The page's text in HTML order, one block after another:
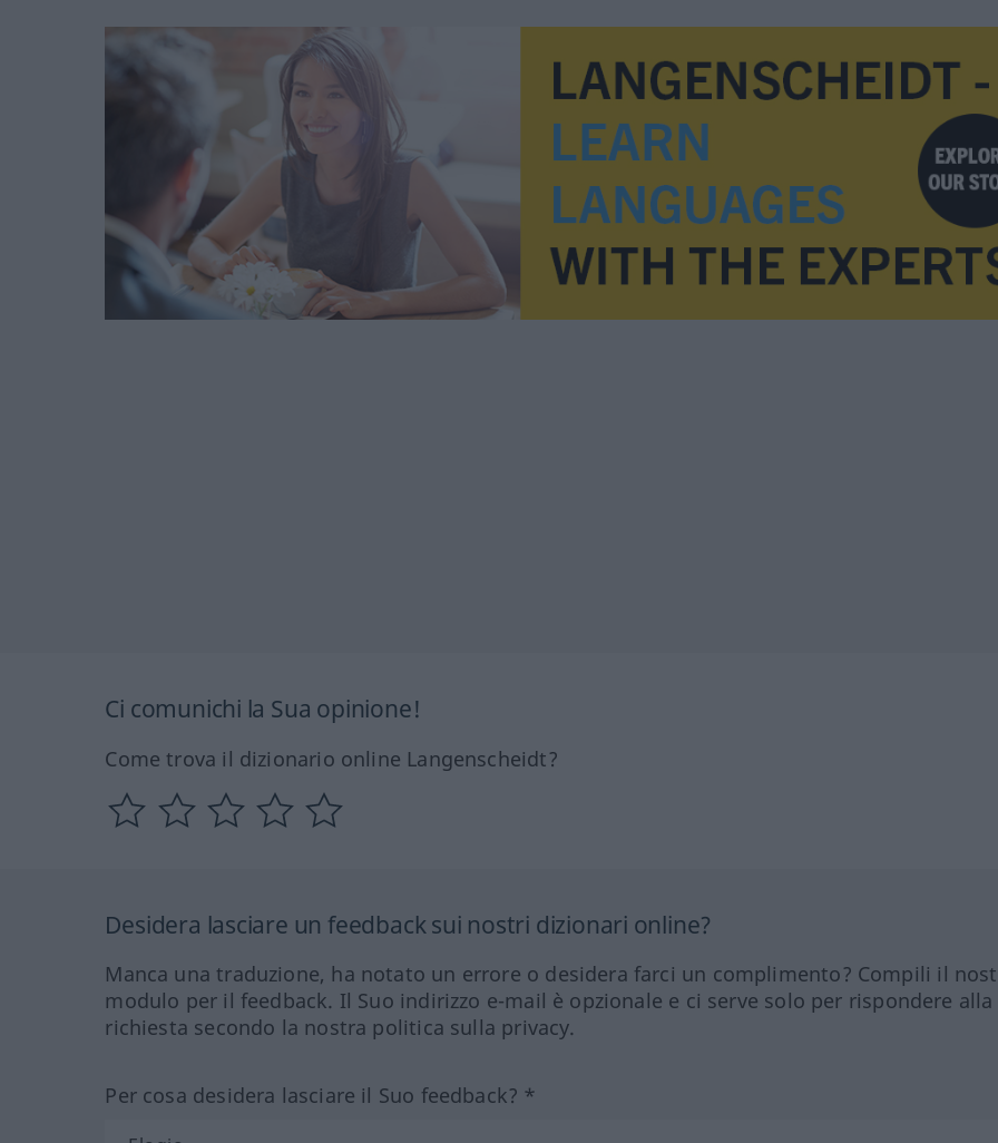
Ci comunichi la Sua opinione!
Come trova il dizionario online Langenscheidt?
Desidera lasciare un feedback sui nostri dizionari online?
Manca una traduzione, ha notato un errore o desidera farci un complimento? Compili il
modulo per il feedback. Il Suo indirizzo e-mail è opzionale e ci serve solo per rispondere alla
richiesta secondo la nostra politica sulla privacy.
Per cosa desidera lasciare il Suo feedback? *